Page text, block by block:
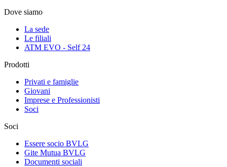
Dove siamo
La sede
Le filiali
ATM EVO - Self 24
Prodotti
Privati e famiglie
Giovani
Imprese e Professionisti
Soci
Soci
Essere socio BVLG
Gite Mutua BVLG
Documenti sociali